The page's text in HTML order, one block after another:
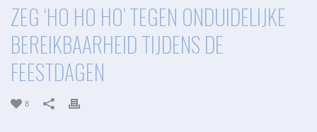
ZEG ‘HO HO HO’ TEGEN ONDUIDELIJKE
BEREIKBAARHEID TIJDENS DE
FEESTDAGEN
8